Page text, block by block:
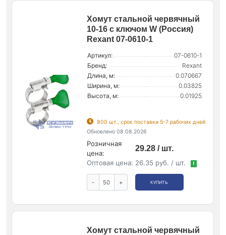
Хомут стальной червячный
10-16 с ключом W (Россия)
Rexant 07-0610-1
Артикул:
07-0610-1
Бренд:
Rexant
Длина, м:
0.070667
Ширина, м:
0.03825
Высота, м:
0.01925
800 шт., срок поставки 5-7 рабочих дней
Обновлено 08.08.2026
Розничная
цена:
29.28 / шт.
Оптовая цена: 26.35 руб. / шт. !
- + КУПИТЬ
Хомут стальной червячный